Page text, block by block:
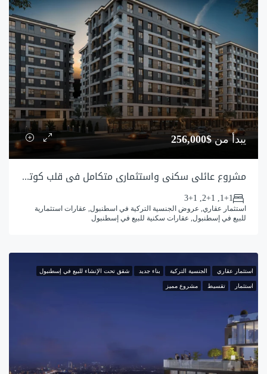
يبدأ من$256,000
مشروع عائلي سكني واستثماري متكامل في قلب كوتشوك تشكمجه – اسطنبول
1+1, 2+1, 3+1
استثمار عقاري, عروض الجنسية التركية في اسطنبول, عقارات استثمارية
للبيع في إسطنبول, عقارات سكنية للبيع في إسطنبول
استثمار عقاري الجنسية التركية بناء جديد شقق تحت الإنشاء للبيع في إسطنبول
استثمار تقسيط مشروع مميز